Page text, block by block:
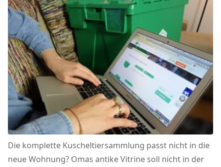
Die komplette Kuscheltiersammlung passt nicht in die
neue Wohnung? Omas antike Vitrine soll nicht in der